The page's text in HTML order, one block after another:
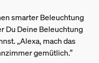
smarter Beleuchtung
Du Deine Beleuchtung
„Alexa, mach das
gemütlich.”